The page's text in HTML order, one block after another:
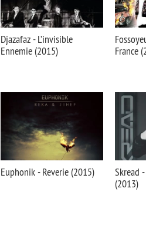
Djazafaz - L’invisible
Ennemie (2015)
France
Euphonik - Reverie (2015)
Skread
(2013)